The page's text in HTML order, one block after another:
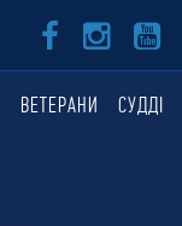
ВЕТЕРАНИ СУДДІ